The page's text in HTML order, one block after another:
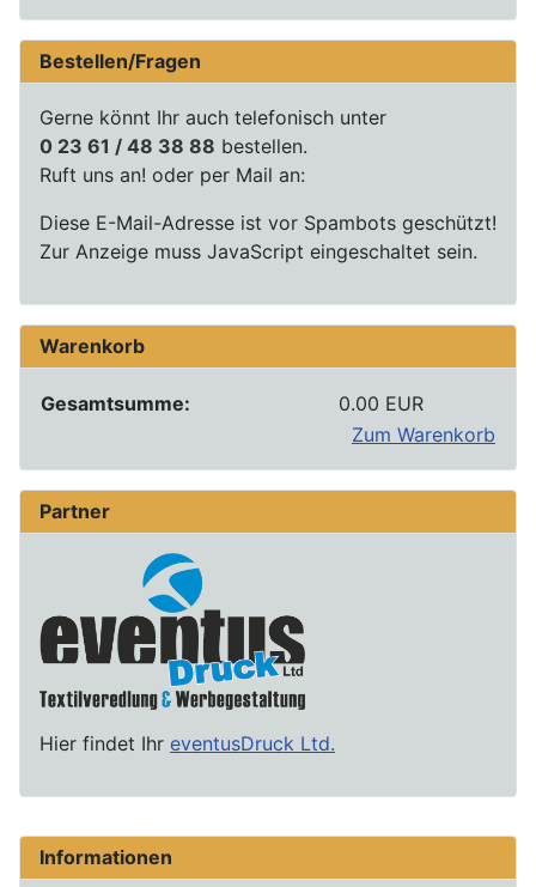
Informationen
Bestellen/Fragen
Gerne könnt Ihr auch telefonisch unter
0 23 61 / 48 38 88 bestellen.
Ruft uns an! oder per Mail an:
Diese E-Mail-Adresse ist vor Spambots geschützt!
Zur Anzeige muss JavaScript eingeschaltet sein.
Warenkorb
Gesamtsumme:
0.00 EUR
Zum Warenkorb
Partner
Hier findet Ihr eventusDruck Ltd.